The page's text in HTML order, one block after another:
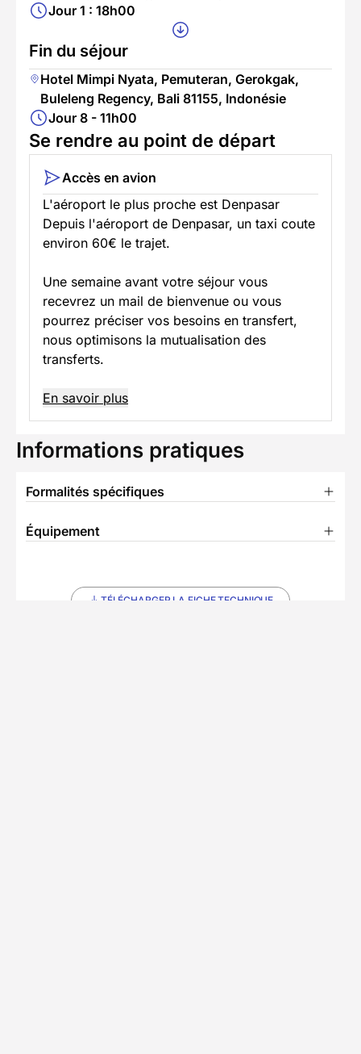
Jour 1 : 18h00
Fin du séjour
Hotel Mimpi Nyata, Pemuteran, Gerokgak,
Buleleng Regency, Bali 81155, Indonésie
Jour 8 - 11h00
Se rendre au point de départ
Accès en avion
L'aéroport le plus proche est Denpasar
Depuis l'aéroport de Denpasar, un taxi coute
environ 60€ le trajet.
Une semaine avant votre séjour vous
recevrez un mail de bienvenue ou vous
pourrez préciser vos besoins en transfert,
nous optimisons la mutualisation des
transferts.
En savoir plus
Informations pratiques
Formalités spécifiques
Équipement
TÉLÉCHARGER LA FICHE TECHNIQUE